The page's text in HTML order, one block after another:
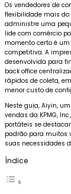
Os vendedores de
flexibilidade mais do
administre uma
lide com comércio
momento certo é
competitiva. A
desenvolvida para
back office
rápidos de coleta,
menor custo de
Neste guia, Aiyin, um
vendas da KPMG,
portáteis se
padrão para muitos
suas necessidades
Índice